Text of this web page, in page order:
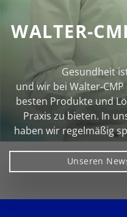
WALTER-
Gesundheit
und wir bei
besten Produkte und
Praxis zu bieten. In
haben wir regelmäßig
Unseren